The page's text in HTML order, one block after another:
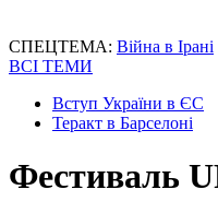
СПЕЦТЕМА: Війна в Ірані
ВСІ ТЕМИ
Вступ України в ЄС
Теракт в Барселоні
Фестиваль